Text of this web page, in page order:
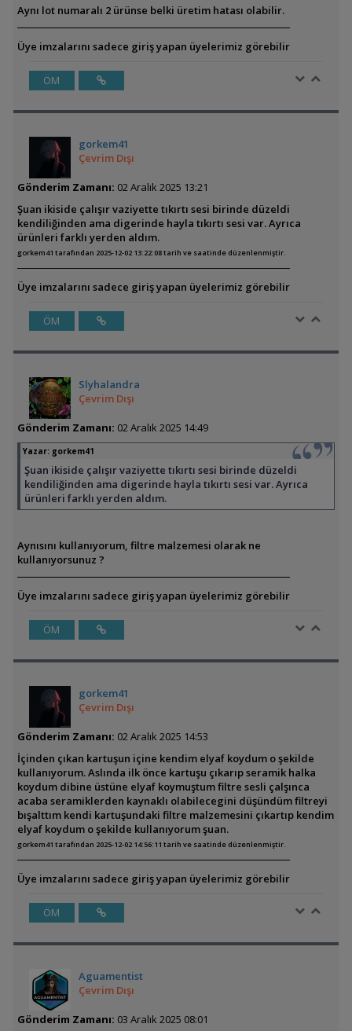
Aynı lot numaralı 2 ürünse belki üretim hatası olabilir.
Üye imzalarını sadece giriş yapan üyelerimiz görebilir
ÖM
gorkem41
Çevrim Dışı
Gönderim Zamanı: 02 Aralık 2025 13:21
Şuan ikiside çalışır vaziyette tıkırtı sesi birinde düzeldi
kendiliğinden ama digerinde hayla tıkırtı sesi var. Ayrıca
ürünleri farklı yerden aldım.
gorkem41 tarafından 2025-12-02 13:22:08 tarih ve saatinde düzenlenmiştir.
Üye imzalarını sadece giriş yapan üyelerimiz görebilir
ÖM
Slyhalandra
Çevrim Dışı
Gönderim Zamanı: 02 Aralık 2025 14:49
Yazar: gorkem41
Şuan ikiside çalışır vaziyette tıkırtı sesi birinde düzeldi
kendiliğinden ama digerinde hayla tıkırtı sesi var. Ayrıca
ürünleri farklı yerden aldım.
Aynısını kullanıyorum, filtre malzemesi olarak ne
kullanıyorsunuz ?
Üye imzalarını sadece giriş yapan üyelerimiz görebilir
ÖM
gorkem41
Çevrim Dışı
Gönderim Zamanı: 02 Aralık 2025 14:53
İçinden çıkan kartuşun içine kendim elyaf koydum o şekilde
kullanıyorum. Aslında ilk önce kartuşu çıkarıp seramik halka
koydum dibine üstüne elyaf koymuştum filtre sesli çalşınca
acaba seramiklerden kaynaklı olabilecegini düşündüm filtreyi
bışalttım kendi kartuşundaki filtre malzemesini çıkartıp kendim
elyaf koydum o şekilde kullanıyorum şuan.
gorkem41 tarafından 2025-12-02 14:56:11 tarih ve saatinde düzenlenmiştir.
Üye imzalarını sadece giriş yapan üyelerimiz görebilir
ÖM
Aguamentist
Çevrim Dışı
Gönderim Zamanı: 03 Aralık 2025 08:01